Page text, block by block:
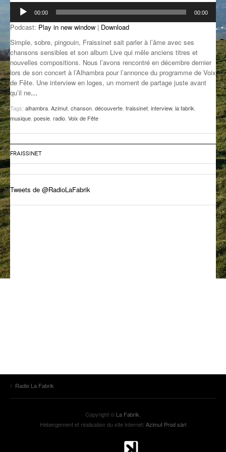
GROOVE N SUN
IL ÉTAIT UNE FOIS
L’ASTUCE DE LA PORTE EN BOIS
LA FABRIK POÉTIK
LA MINUTE LITTÉRAIRE
MUSIQUE DES ANTIPODES
NOS ANCIENS
SONORIK
PLUS DE MIX
Lecteur
audio
00:00 00:00
Podcast: Play in new window | Download
Simple, sobre, pingouin, Fraissinet sait parler à l’âme avec ses
chansons sensibles et son album Live qui mêle anciens titres et
nouvelles compositions. Nous l’avons rencontré en décembre dernier
lors de son concert à l’Alhambra pour l’annonce du programme de Voix
de Fête. Une interview en loges, un moment de partage juste avant
qu’il ne…
Tags: alhambra, Azimut, chanson, découverte, fraissinet, interview, la fabrik,
musique, poesie, radio, Voix de Fête
FRAISSINET
Tweets de @RadioLaFabrik
Radio La Fabrik
Copyright © La Fabrik.
Hébergement et réalisation du site internet: Azimut Prod sàrl